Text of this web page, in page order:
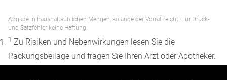
Abgabe in haushaltsüblichen Mengen, solange der Vorrat reicht. Für Druck-
und Satzfehler keine Haftung.
1 Zu Risiken und Nebenwirkungen lesen Sie die
Packungsbeilage und fragen Sie Ihren Arzt oder Apotheker.